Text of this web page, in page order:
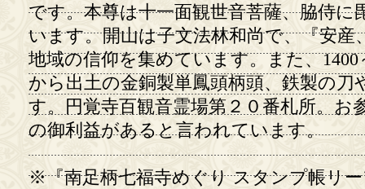
です。本尊は十一面観世音菩薩、脇侍に
います。開山は子文法林和尚で、『安
地域の信仰を集めています。また、
から出土の金銅製単鳳頭柄頭、鉄製の
す。円覚寺百観音霊場第２０番札所。お
の御利益があると言われています。
※『南足柄七福寺めぐり スタンプ帳リ